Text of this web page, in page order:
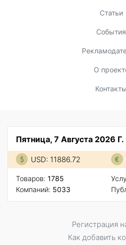
Статьи
События
О
Контакты
Пятница, 7 Августа 2026 Г.
USD: 11886.72
Товаров: 1785
Компаний: 5033
Регистрация
Как добавить